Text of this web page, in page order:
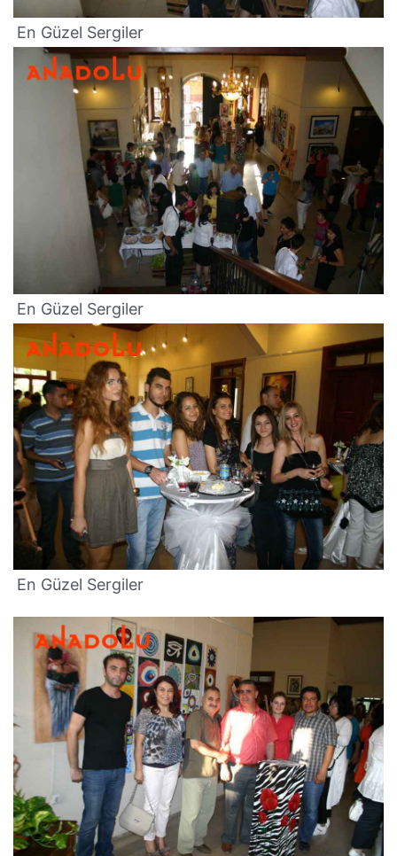
En Güzel Sergiler
En Güzel Sergiler
En Güzel Sergiler